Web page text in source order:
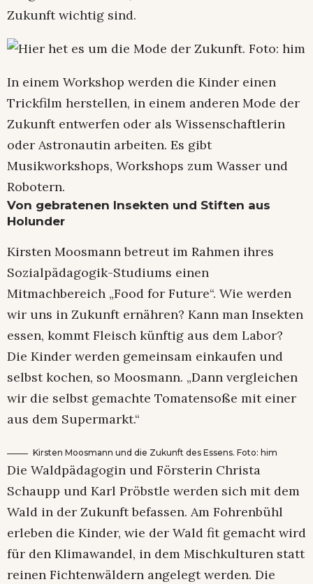
Zukunft wichtig sind.
In einem Workshop werden die Kinder einen
Trickfilm herstellen, in einem anderen Mode der
Zukunft entwerfen oder als Wissenschaftlerin
oder Astronautin arbeiten. Es gibt
Musikworkshops, Workshops zum Wasser und
Robotern.
Von gebratenen Insekten und Stiften aus
Holunder
Kirsten Moosmann betreut im Rahmen ihres
Sozialpädagogik-Studiums einen
Mitmachbereich „Food for Future“. Wie werden
wir uns in Zukunft ernähren? Kann man Insekten
essen, kommt Fleisch künftig aus dem Labor?
Die Kinder werden gemeinsam einkaufen und
selbst kochen, so Moosmann. „Dann vergleichen
wir die selbst gemachte Tomatensoße mit einer
aus dem Supermarkt.“
Kirsten Moosmann und die Zukunft des Essens. Foto: him
Die Waldpädagogin und Försterin Christa
Schaupp und Karl Pröbstle werden sich mit dem
Wald in der Zukunft befassen. Am Fohrenbühl
erleben die Kinder, wie der Wald fit gemacht wird
für den Klimawandel, in dem Mischkulturen statt
reinen Fichtenwäldern angelegt werden. Die